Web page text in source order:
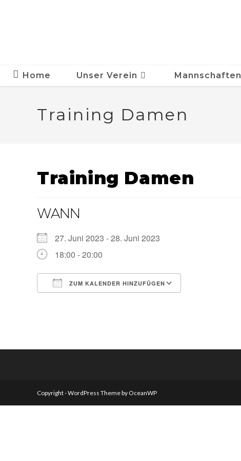
Home Unser Verein Mannschaften
Training Damen
Training Damen
WANN
27. Juni 2023 - 28. Juni 2023
18:00 - 20:00
ZUM KALENDER HINZUFÜGEN
Copyright - WordPress Theme by OceanWP